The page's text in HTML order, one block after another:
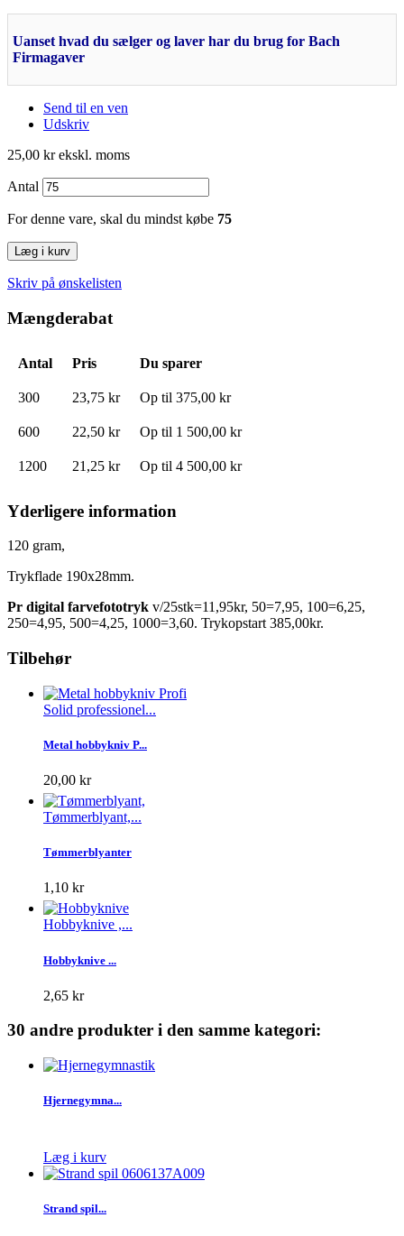
Uanset hvad du sælger og laver har du brug for Bach
Firmagaver
Send til en ven
Udskriv
25,00 krekskl. moms
Antal
For denne vare, skal du mindst købe 75
Læg i kurv
Skriv på ønskelisten
Mængderabat
Antal Pris Du sparer
300 23,75 kr Op til 375,00 kr
600 22,50 kr Op til 1 500,00 kr
1200 21,25 kr Op til 4 500,00 kr
Yderligere information
120 gram,
Trykflade 190x28mm.
Pr digital farvefototryk v/25stk=11,95kr, 50=7,95, 100=6,25,
250=4,95, 500=4,25, 1000=3,60. Trykopstart 385,00kr.
Tilbehør
Solid professionel...
Metal hobbykniv P...
20,00 kr
Tømmerblyant,...
Tømmerblyanter
1,10 kr
Hobbyknive ,...
Hobbyknive ...
2,65 kr
30 andre produkter i den samme kategori:
Hjernegymna...
Læg i kurv
Strand spil...